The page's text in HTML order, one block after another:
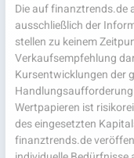
Die auf finanztrends.de
ausschließlich der
stellen zu keinem
Verkaufsempfehlung
Kursentwicklungen der
Wertpapieren ist
des eingesetzten
finanztrends.de